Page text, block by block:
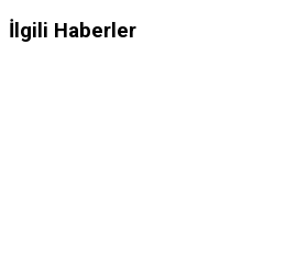
İlgili Haberler